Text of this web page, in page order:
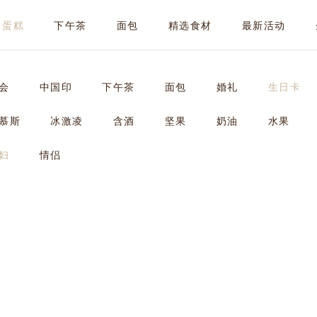
蛋糕 下午茶 面包 精选食材 最新活动
中国印 下午茶 面包 婚礼 生日卡
斯 冰激凌 含酒 坚果 奶油 水果
情侣